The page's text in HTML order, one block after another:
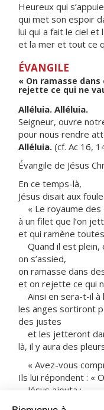
Heureux qui
qui met son espoir
lui qui a fait le ciel et
et la mer et tout ce
ÉVANGILE
« On ramasse
rejette ce qui ne
Alléluia. Alléluia.
Seigneur, ouvre
pour nous rendre
Alléluia. (cf. Ac 16,
Évangile de Jésus
En ce temps-là,
Jésus disait aux
« Le royaume des
à un filet que l’on
et qui ramène
Quand il est plein,
on s’assied,
on ramasse dans
et on rejette ce qui
Ainsi en sera-t-il à
les anges sortiront
des justes
et les jetteront
là, il y aura des
« Avez-vous
Ils lui répondent : «
Jésus ajouta :